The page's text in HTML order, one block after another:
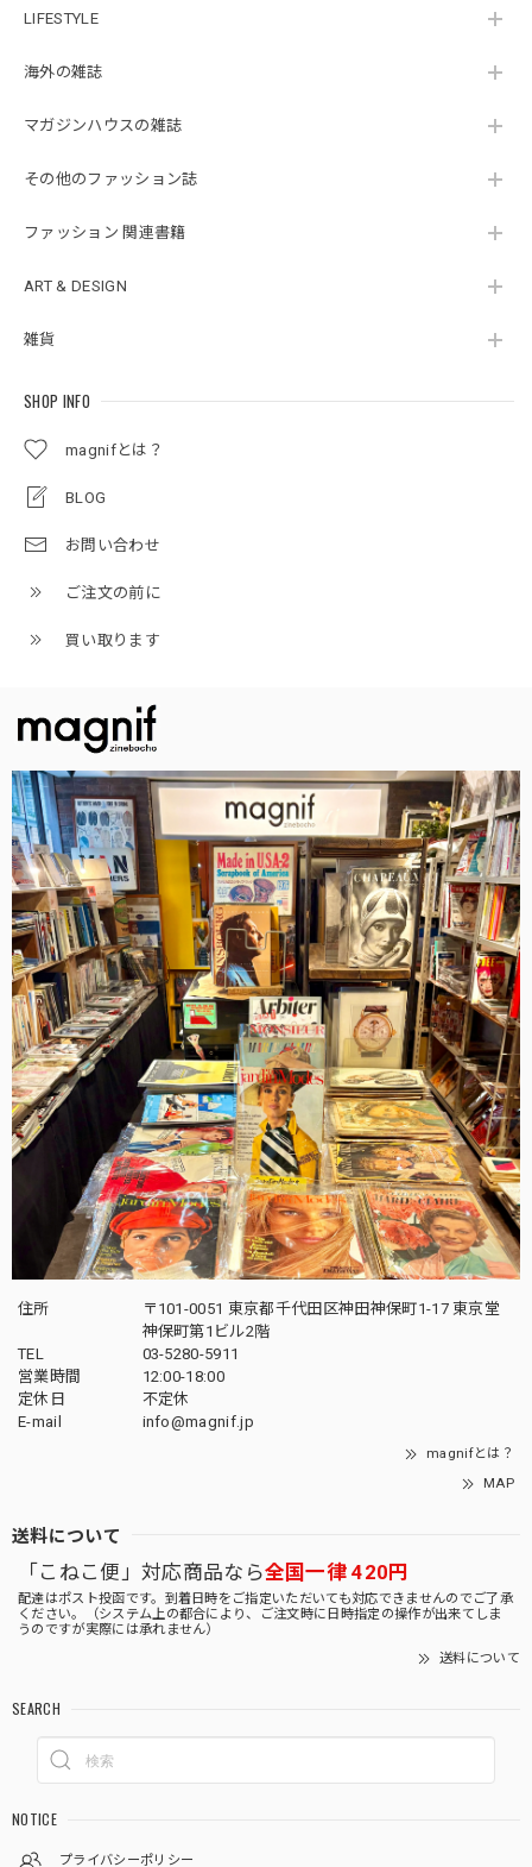
LIFESTYLE
海外の雑誌
マガジンハウスの雑誌
その他のファッション誌
ファッション 関連書籍
ART & DESIGN
雑貨
SHOP INFO
magnifとは？
BLOG
お問い合わせ
ご注文の前に
買い取ります
住所
〒101-0051 東京都千代田区神田神保町1-17 東京堂
神保町第1ビル2階
TEL
03-5280-5911
営業時間
12:00-18:00
定休日
不定休
E-mail
info@magnif.jp
magnifとは？
MAP
送料について
「こねこ便」対応商品なら全国一律 420円
配達はポスト投函です。到着日時をご指定いただいても対応できませんのでご了承
ください。（システム上の都合により、ご注文時に日時指定の操作が出来てしま
うのですが実際には承れません）
送料について
SEARCH
NOTICE
プライバシーポリシー